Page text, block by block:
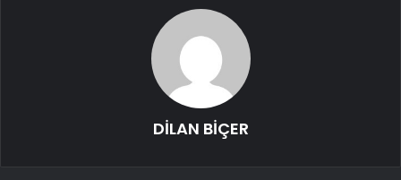
DİLAN BİÇER